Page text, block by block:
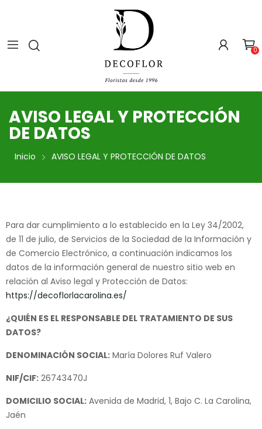
0
AVISO LEGAL Y PROTECCIÓN
DE DATOS
Inicio AVISO LEGAL Y PROTECCIÓN DE DATOS
Para dar cumplimiento a lo establecido en la Ley 34/2002,
de 11 de julio, de Servicios de la Sociedad de la Información y
de Comercio Electrónico, a continuación indicamos los
datos de la información general de nuestro sitio web en
relación al Aviso legal y Protección de Datos:
https://decoflorlacarolina.es/
¿QUIÉN ES EL RESPONSABLE DEL TRATAMIENTO DE SUS
DATOS?
DENOMINACIÓN SOCIAL: María Dolores Ruf Valero
NIF/CIF: 26743470J
DOMICILIO SOCIAL: Avenida de Madrid, 1, Bajo C. La Carolina,
Jaén